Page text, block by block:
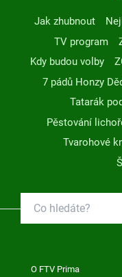
Jak zhubnout
TV program
Kdy budou volby
7 pádů Honzy
Tatarák
Pěstování
Tvarohové
O FTV Prima